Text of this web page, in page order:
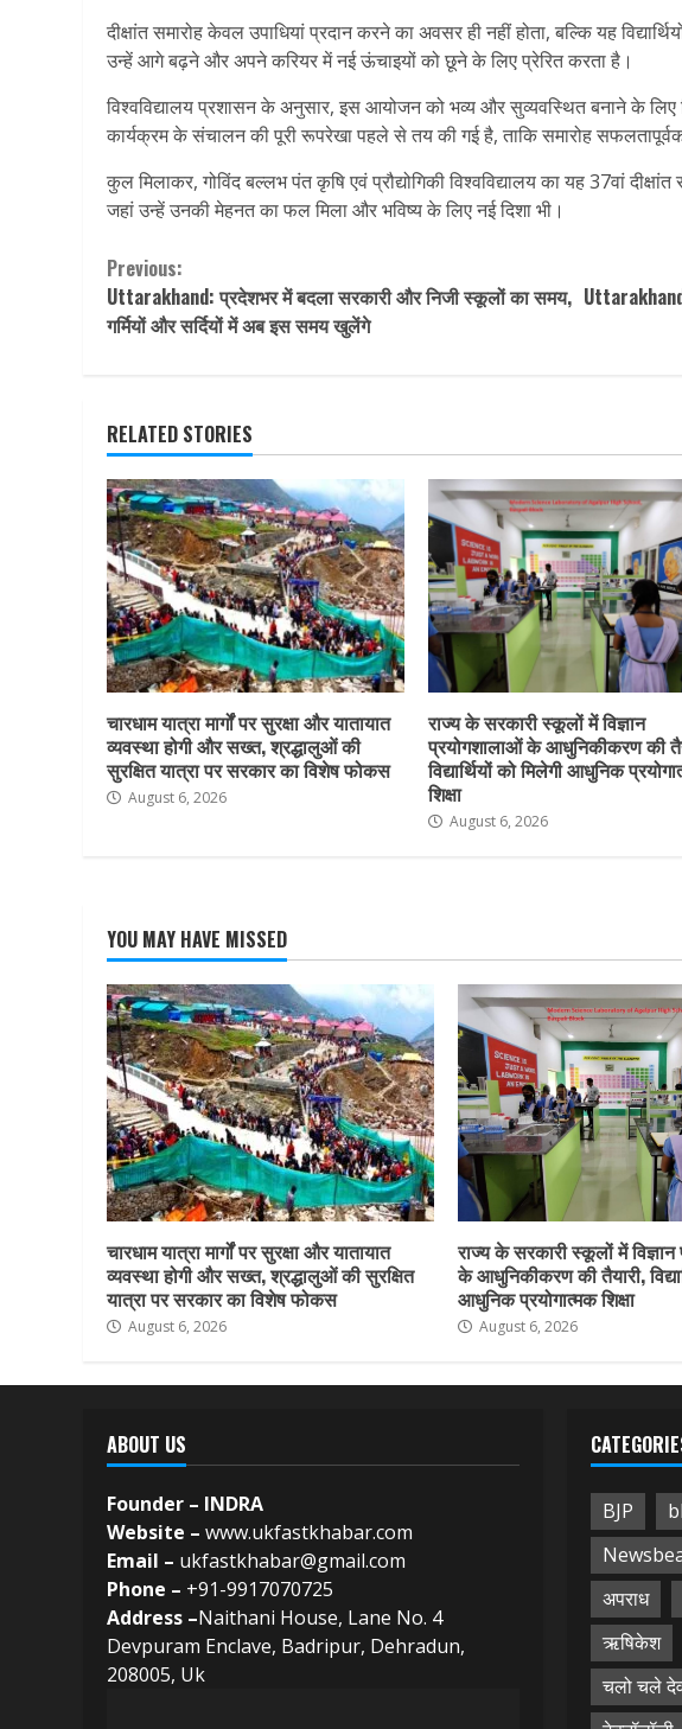
दीक्षांत समारोह केवल उपाधियां प्रदान करने का अवसर ही नहीं होता, बल्कि यह
उन्हें आगे बढ़ने और अपने करियर में नई ऊंचाइयों को छूने के लिए प्रेरित करता है।
विश्वविद्यालय प्रशासन के अनुसार, इस आयोजन को भव्य और सुव्यवस्थित बनाने के लिए
कार्यक्रम के संचालन की पूरी रूपरेखा पहले से तय की गई है, ताकि समारोह
कुल मिलाकर, गोविंद बल्लभ पंत कृषि एवं प्रौद्योगिकी विश्वविद्यालय का यह 37वां
जहां उन्हें उनकी मेहनत का फल मिला और भविष्य के लिए नई दिशा भी।
Continue
Reading
Previous:
Uttarakhand: प्रदेशभर में बदला सरकारी और निजी स्कूलों का समय,
गर्मियों और सर्दियों में अब इस समय खुलेंगे
RELATED STORIES
चारधाम यात्रा मार्गों पर सुरक्षा और यातायात
व्यवस्था होगी और सख्त, श्रद्धालुओं की
सुरक्षित यात्रा पर सरकार का विशेष फोकस
August 6, 2026
राज्य के सरकारी स्कूलों में विज्ञान
प्रयोगशालाओं के आधुनिकीकरण की
विद्यार्थियों को मिलेगी आधुनिक
शिक्षा
August 6, 2026
YOU MAY HAVE MISSED
चारधाम यात्रा मार्गों पर सुरक्षा और यातायात
व्यवस्था होगी और सख्त, श्रद्धालुओं की सुरक्षित
यात्रा पर सरकार का विशेष फोकस
August 6, 2026
राज्य के सरकारी स्कूलों में
के आधुनिकीकरण की तैयारी,
आधुनिक प्रयोगात्मक शिक्षा
August 6, 2026
ABOUT US
Founder – INDRA
Website – www.ukfastkhabar.com
Email – ukfastkhabar@gmail.com
Phone – +91-9917070725
Address –Naithani House, Lane No. 4
Devpuram Enclave, Badripur, Dehradun,
208005, Uk
BJP
अपराध
ऋषिकेश
चलो चले